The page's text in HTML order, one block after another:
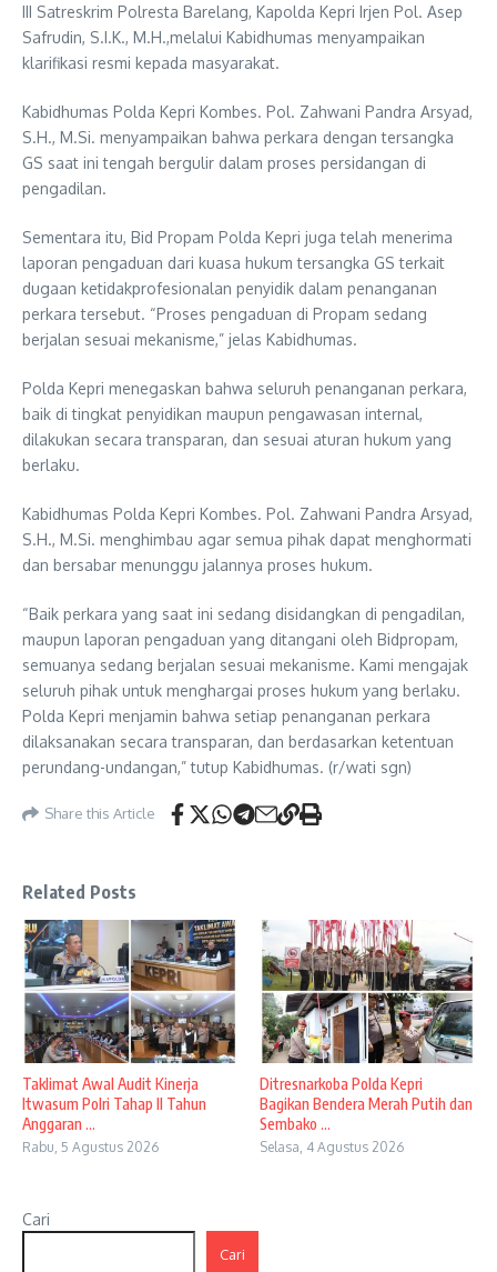
III Satreskrim Polresta Barelang, Kapolda Kepri Irjen Pol. Asep
Safrudin, S.I.K., M.H.,melalui Kabidhumas menyampaikan
klarifikasi resmi kepada masyarakat.
Kabidhumas Polda Kepri Kombes. Pol. Zahwani Pandra Arsyad,
S.H., M.Si. menyampaikan bahwa perkara dengan tersangka
GS saat ini tengah bergulir dalam proses persidangan di
pengadilan.
Sementara itu, Bid Propam Polda Kepri juga telah menerima
laporan pengaduan dari kuasa hukum tersangka GS terkait
dugaan ketidakprofesionalan penyidik dalam penanganan
perkara tersebut. “Proses pengaduan di Propam sedang
berjalan sesuai mekanisme,” jelas Kabidhumas.
Polda Kepri menegaskan bahwa seluruh penanganan perkara,
baik di tingkat penyidikan maupun pengawasan internal,
dilakukan secara transparan, dan sesuai aturan hukum yang
berlaku.
Kabidhumas Polda Kepri Kombes. Pol. Zahwani Pandra Arsyad,
S.H., M.Si. menghimbau agar semua pihak dapat menghormati
dan bersabar menunggu jalannya proses hukum.
“Baik perkara yang saat ini sedang disidangkan di pengadilan,
maupun laporan pengaduan yang ditangani oleh Bidpropam,
semuanya sedang berjalan sesuai mekanisme. Kami mengajak
seluruh pihak untuk menghargai proses hukum yang berlaku.
Polda Kepri menjamin bahwa setiap penanganan perkara
dilaksanakan secara transparan, dan berdasarkan ketentuan
perundang-undangan,” tutup Kabidhumas. (r/wati sgn)
Share this Article
Related Posts
Taklimat Awal Audit Kinerja
Itwasum Polri Tahap II Tahun
Anggaran ...
Rabu, 5 Agustus 2026
Ditresnarkoba Polda Kepri
Bagikan Bendera Merah Putih dan
Sembako ...
Selasa, 4 Agustus 2026
Cari
Cari